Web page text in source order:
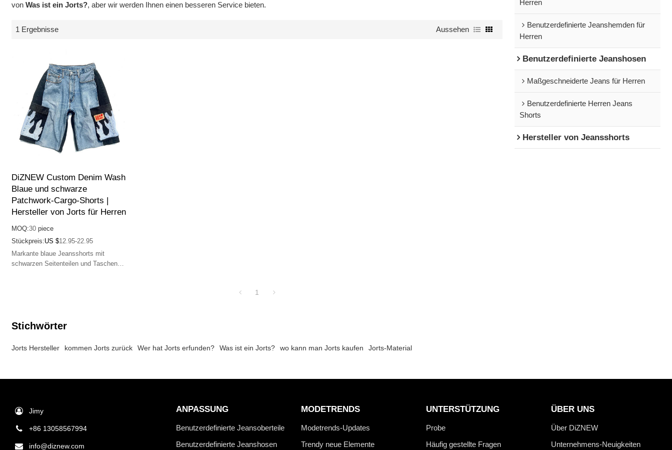
vonWas ist ein Jorts?, aber wir werden Ihnen einen besseren Service bieten.
1 Ergebnisse Aussehen
DiZNEW Custom Denim Wash
Blaue und schwarze
Patchwork-Cargo-Shorts |
Hersteller von Jorts für Herren
MOQ:30 piece
Stückpreis:US $12.95-22.95
Markante blaue Jeansshorts mit
schwarzen Seitenteilen und Taschen
1
Stichwörter
Jorts Hersteller kommen Jorts zurück Wer hat Jorts erfunden? Was ist ein Jorts? wo kann man Jorts kaufen Jorts-Material
Herren
Benutzerdefinierte Jeanshemden für
Herren
Benutzerdefinierte Jeanshosen
Maßgeschneiderte Jeans für Herren
Benutzerdefinierte Herren Jeans
Shorts
Hersteller von Jeansshorts
Jimy
+86 13058567994
info@diznew.com
ANPASSUNG
Benutzerdefinierte Jeansoberteile
Benutzerdefinierte Jeanshosen
MODETRENDS
Modetrends-Updates
Trendy neue Elemente
UNTERSTÜTZUNG
Probe
Häufig gestellte Fragen
ÜBER UNS
Über DiZNEW
Unternehmens-Neuigkeiten